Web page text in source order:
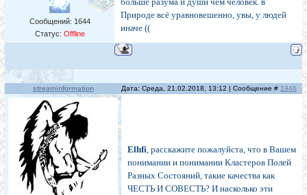
Сообщений: 1644
Статус: Offline
Природе всё уравновешенно, увы, у людей
иначе ((
streaminformation Дата: Среда, 21.02.2018, 13:12 | Сообщение # 1946
Elhfi, расскажите пожалуйста, что в Вашем
понимании и понимании Кластеров Полей
Разных Состояний, такие качества как
ЧЕСТЬ И СОВЕСТЬ? И насколько эти